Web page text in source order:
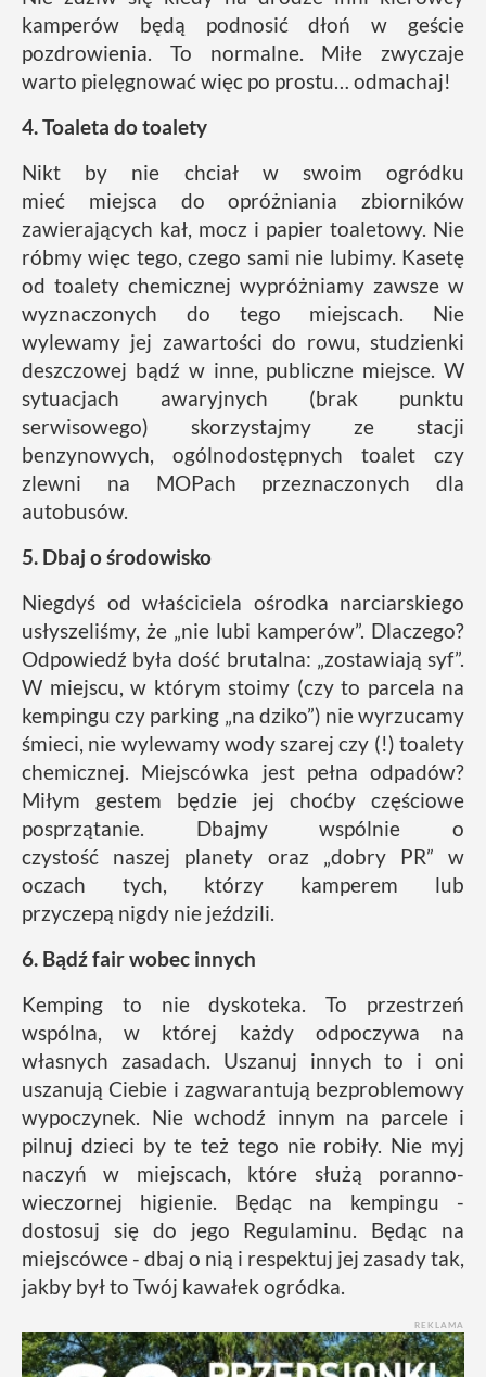
kamperów będą podnosić dłoń w geście
pozdrowienia. To normalne. Miłe zwyczaje
warto pielęgnować więc po prostu… odmachaj!
4. Toaleta do toalety
Nikt by nie chciał w swoim ogródku
mieć miejsca do opróżniania zbiorników
zawierających kał, mocz i papier toaletowy. Nie
róbmy więc tego, czego sami nie lubimy. Kasetę
od toalety chemicznej wypróżniamy zawsze w
wyznaczonych do tego miejscach. Nie
wylewamy jej zawartości do rowu, studzienki
deszczowej bądź w inne, publiczne miejsce. W
sytuacjach awaryjnych (brak punktu
serwisowego) skorzystajmy ze stacji
benzynowych, ogólnodostępnych toalet czy
zlewni na MOPach przeznaczonych dla
autobusów.
5. Dbaj o środowisko
Niegdyś od właściciela ośrodka narciarskiego
usłyszeliśmy, że „nie lubi kamperów”. Dlaczego?
Odpowiedź była dość brutalna: „zostawiają syf”.
W miejscu, w którym stoimy (czy to parcela na
kempingu czy parking „na dziko”) nie wyrzucamy
śmieci, nie wylewamy wody szarej czy (!) toalety
chemicznej. Miejscówka jest pełna odpadów?
Miłym gestem będzie jej choćby częściowe
posprzątanie. Dbajmy wspólnie o
czystość naszej planety oraz „dobry PR” w
oczach tych, którzy kamperem lub
przyczepą nigdy nie jeździli.
6. Bądź fair wobec innych
Kemping to nie dyskoteka. To przestrzeń
wspólna, w której każdy odpoczywa na
własnych zasadach. Uszanuj innych to i oni
uszanują Ciebie i zagwarantują bezproblemowy
wypoczynek. Nie wchodź innym na parcele i
pilnuj dzieci by te też tego nie robiły. Nie myj
naczyń w miejscach, które służą poranno-
wieczornej higienie. Będąc na kempingu -
dostosuj się do jego Regulaminu. Będąc na
miejscówce - dbaj o nią i respektuj jej zasady tak,
jakby był to Twój kawałek ogródka.
REKLAMA